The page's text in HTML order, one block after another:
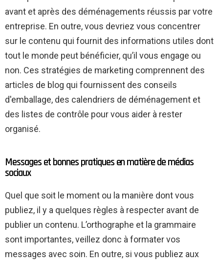
avant et après des déménagements réussis par votre
entreprise. En outre, vous devriez vous concentrer
sur le contenu qui fournit des informations utiles dont
tout le monde peut bénéficier, qu’il vous engage ou
non. Ces stratégies de marketing comprennent des
articles de blog qui fournissent des conseils
d'emballage, des calendriers de déménagement et
des listes de contrôle pour vous aider à rester
organisé.
Messages et bonnes pratiques en matière de médias
sociaux
Quel que soit le moment ou la manière dont vous
publiez, il y a quelques règles à respecter avant de
publier un contenu. L’orthographe et la grammaire
sont importantes, veillez donc à formater vos
messages avec soin. En outre, si vous publiez aux